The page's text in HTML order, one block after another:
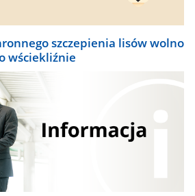
szczepienia lisów wolno
wściekliźnie